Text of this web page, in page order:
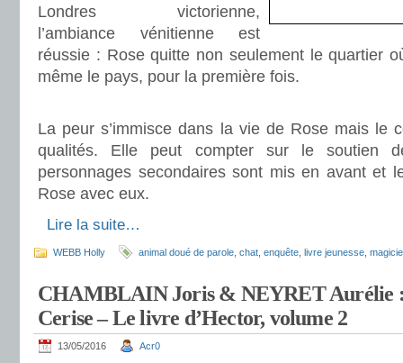
Londres victorienne,
l’ambiance vénitienne est
réussie : Rose quitte non seulement le quartier
même le pays, pour la première fois.
La peur s’immisce dans la vie de Rose mais le
qualités. Elle peut compter sur le soutien
personnages secondaires sont mis en avant et
Rose avec eux.
Lire la suite…
WEBB Holly animal doué de parole chat enquête livre jeunesse
CHAMBLAIN Joris & NEYRET Aurélie :
Cerise – Le livre d’Hector, volume 2
13/05/2016 Acr0